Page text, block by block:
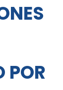
POR